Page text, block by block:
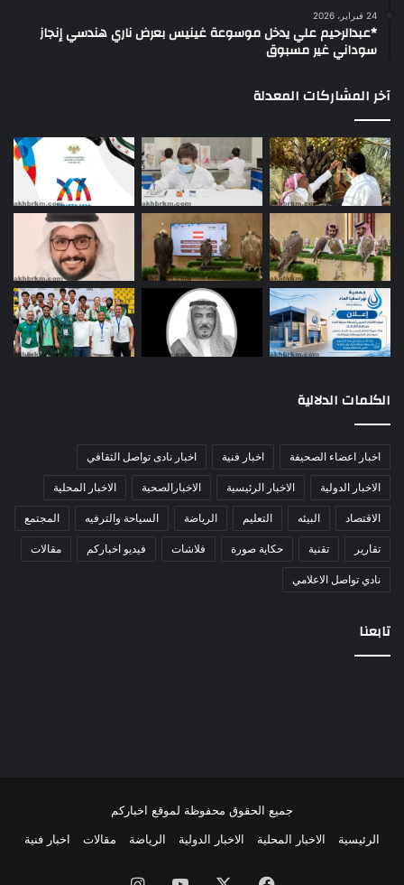
24 فبراير، 2026
*عبدالرحيم علي يدخل موسوعة غينيس بعرض ناري هندسي إنجاز
سوداني غير مسبوق
آخر المشاركات المعدلة
الكلمات الدلالية
اخبار اعضاء الصحيفة اخبار فنية اخبار نادى تواصل الثقافي
الاخبار الدولية الاخبار الرئيسية الاخبارالصحية الاخبار المحلية
الاقتصاد البيئه التعليم الرياضة السياحة والترفيه المجتمع
تقارير تقنية حكاية صورة فلاشات فيديو اخباركم مقالات
نادي تواصل الاعلامي
تابعنا
جميع الحقوق محفوظة لموقع اخباركم
الرئيسية
الاخبار المحلية الاخبار الدولية الرياضة مقالات اخبار فنية